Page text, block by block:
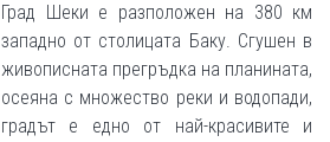
Град Шеки е разположен на 380 км
западно от столицата Баку. Сгушен в
живописната прегръдка на планината,
осеяна с множество реки и водопади,
градът е едно от най-красивите и